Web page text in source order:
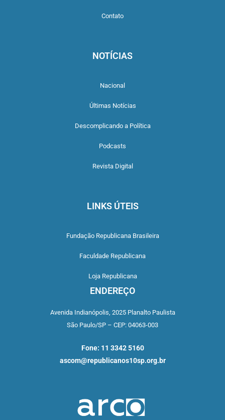
Contato
NOTÍCIAS
Nacional
Últimas Notícias
Descomplicando a Política
Podcasts
Revista Digital
LINKS ÚTEIS
Fundação Republicana Brasileira
Faculdade Republicana
Loja Republicana
ENDEREÇO
Avenida Indianópolis, 2025 Planalto Paulista
São Paulo/SP – CEP: 04063-003
Fone: 11 3342 5160
ascom@republicanos10sp.org.br